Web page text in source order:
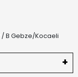
B Gebze/Kocaeli